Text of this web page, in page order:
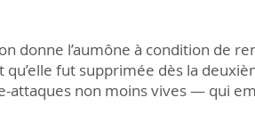
donne l’aumône à condition de
fut supprimée dès la
non moins vives — qui